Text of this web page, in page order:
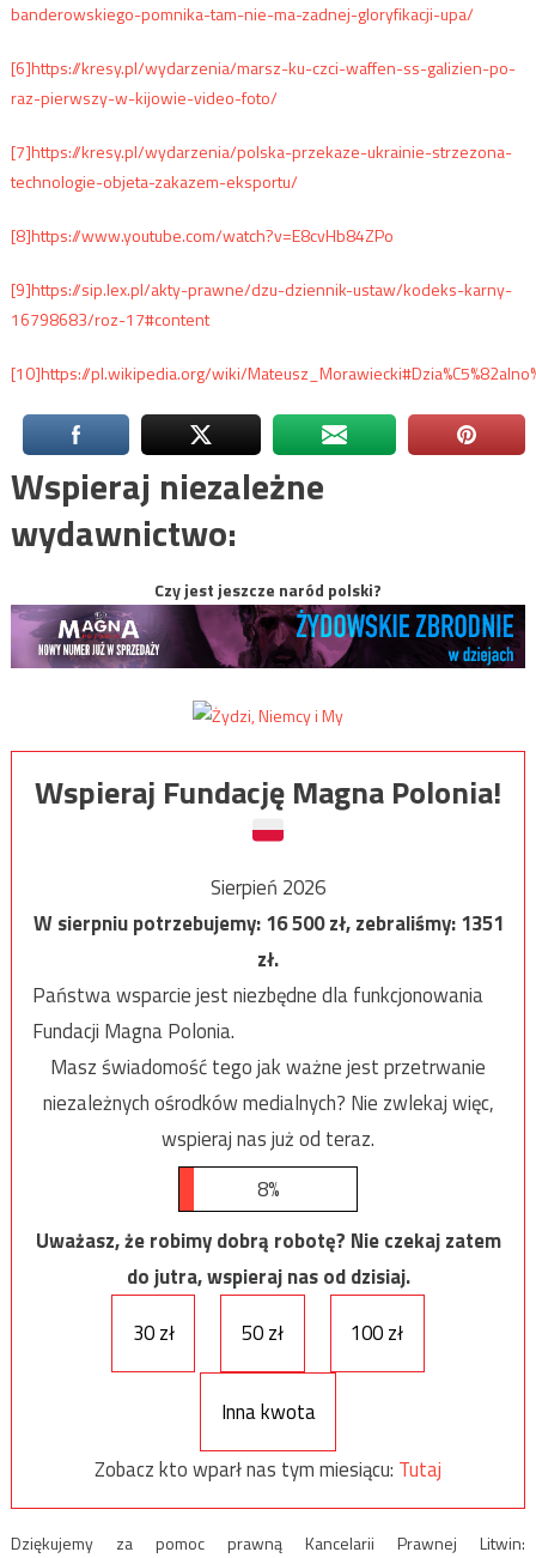
banderowskiego-pomnika-tam-nie-ma-zadnej-gloryfikacji-upa/
[6]https://kresy.pl/wydarzenia/marsz-ku-czci-waffen-ss-galizien-po-
raz-pierwszy-w-kijowie-video-foto/
[7]https://kresy.pl/wydarzenia/polska-przekaze-ukrainie-strzezona-
technologie-objeta-zakazem-eksportu/
[8]https://www.youtube.com/watch?v=E8cvHb84ZPo
[9]https://sip.lex.pl/akty-prawne/dzu-dziennik-ustaw/kodeks-karny-
16798683/roz-17#content
[10]https://pl.wikipedia.org/wiki/
Wspieraj niezależne
wydawnictwo:
Czy jest jeszcze naród polski?
Wspieraj Fundację Magna Polonia!
Sierpień 2026
W sierpniu potrzebujemy:16 500zł, zebraliśmy:1351
zł.
Państwa wsparcie jest niezbędne dla funkcjonowania
Fundacji Magna Polonia.
Masz świadomość tego jak ważne jest przetrwanie
niezależnych ośrodków medialnych? Nie zwlekaj więc,
wspieraj nas już od teraz.
8%
Uważasz, że robimy dobrą robotę? Nie czekaj zatem
do jutra, wspieraj nas od dzisiaj.
30 zł
50 zł 100 zł
Inna kwota
Zobacz kto wparł nas tym miesiącu: Tutaj
Dziękujemy za pomoc prawną Kancelarii Prawnej Litwin: